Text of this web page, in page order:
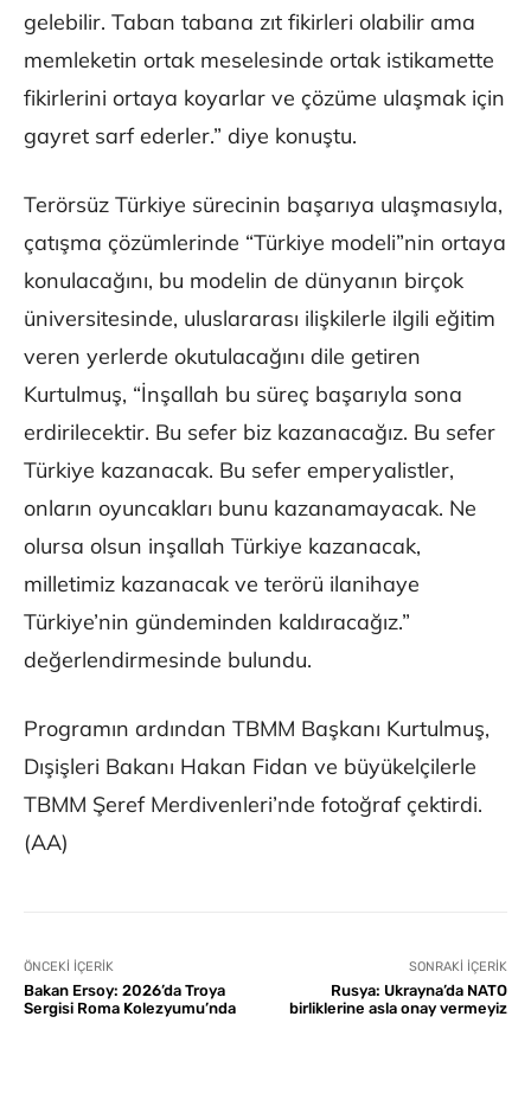
gelebilir. Taban tabana zıt fikirleri olabilir ama
memleketin ortak meselesinde ortak istikamette
fikirlerini ortaya koyarlar ve çözüme ulaşmak için
gayret sarf ederler.” diye konuştu.
Terörsüz Türkiye sürecinin başarıya ulaşmasıyla,
çatışma çözümlerinde “Türkiye modeli”nin ortaya
konulacağını, bu modelin de dünyanın birçok
üniversitesinde, uluslararası ilişkilerle ilgili eğitim
veren yerlerde okutulacağını dile getiren
Kurtulmuş, “İnşallah bu süreç başarıyla sona
erdirilecektir. Bu sefer biz kazanacağız. Bu sefer
Türkiye kazanacak. Bu sefer emperyalistler,
onların oyuncakları bunu kazanamayacak. Ne
olursa olsun inşallah Türkiye kazanacak,
milletimiz kazanacak ve terörü ilanihaye
Türkiye’nin gündeminden kaldıracağız.”
değerlendirmesinde bulundu.
Programın ardından TBMM Başkanı Kurtulmuş,
Dışişleri Bakanı Hakan Fidan ve büyükelçilerle
TBMM Şeref Merdivenleri’nde fotoğraf çektirdi.
(AA)
ÖNCEKI İÇERIK
Bakan Ersoy: 2026’da Troya
Sergisi Roma Kolezyumu’nda
SONRAKI İÇERIK
Rusya: Ukrayna’da NATO
birliklerine asla onay vermeyiz